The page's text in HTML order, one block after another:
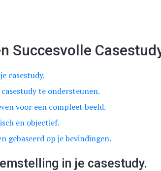
Succesvolle
casestudy.
te ondersteunen.
voor een compleet beeld.
en objectief.
gebaseerd op je bevindingen.
in je casestudy.